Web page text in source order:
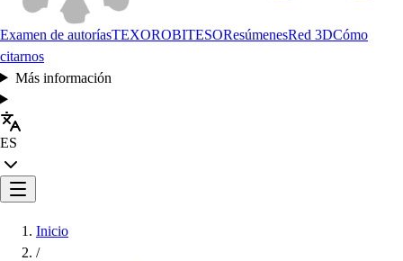
Examen de autoríasTEXOROBITESOResúmenesRed 3DCómo
citarnos
Más información
ES
Inicio
/